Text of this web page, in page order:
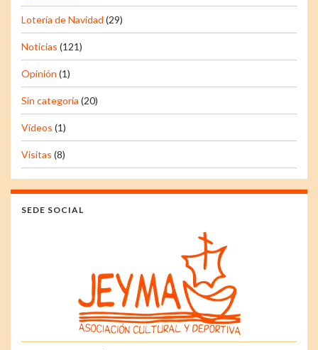
Lotería de Navidad (29)
Noticias (121)
Opinión (1)
Sin categoría (20)
Vídeos (1)
Visitas (8)
SEDE SOCIAL